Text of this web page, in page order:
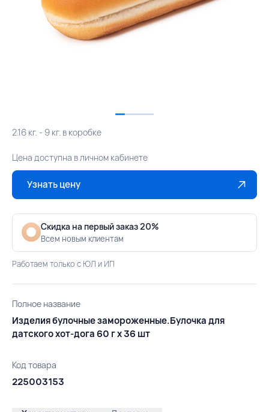
2.16 кг. - 9 кг. в коробке
Цена доступна в личном кабинете
Узнать цену
Скидка на первый заказ 20%
Всем новым клиентам
Работаем только с ЮЛ и ИП
Полное название
Изделия булочные замороженные.Булочка для
датского хот-дога 60 г х 36 шт
Код товара
225003153